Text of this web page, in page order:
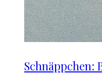
Schnäppchen: